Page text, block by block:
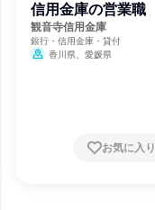
信用金庫の営業職
観音寺信用金庫
銀行・信用金庫・貸付
香川県、愛媛県
お気に入り